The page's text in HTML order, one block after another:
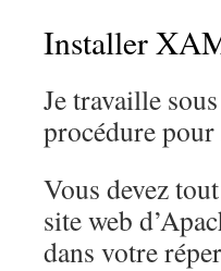
Installer
Je travaille
procédure
Vous devez
site web
dans votre